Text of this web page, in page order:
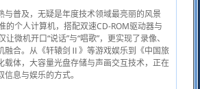
与普及，无疑是年度技术领域最亮丽的风景
的个人计算机，搭配双速CD-ROM驱动器与
微机开口“说话”与“唱歌”，更实现了录像、
融合。从《轩辕剑Ⅱ》等游戏娱乐到《中国旅
载体，大容量光盘存储与声画交互技术，正在
息与娱乐的方式。